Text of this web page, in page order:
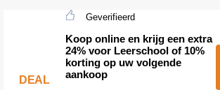
DEAL
Geverifieerd
Koop online en krijg een extra
24% voor Leerschool of 10%
korting op uw volgende
aankoop